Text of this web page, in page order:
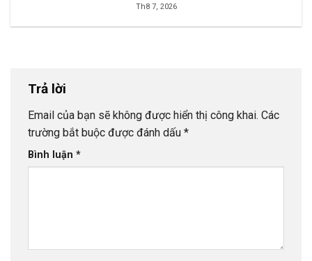
Th8 7, 2026
Trả lời
Email của bạn sẽ không được hiển thị công khai. Các
trường bắt buộc được đánh dấu *
Bình luận *